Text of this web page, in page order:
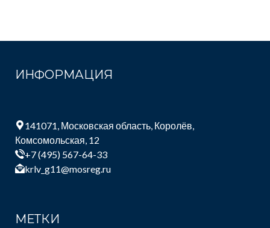
ИНФОРМАЦИЯ
141071, Московская область, Королёв,
Комсомольская, 12
+7 (495) 567-64-33
krlv_g11@mosreg.ru
МЕТКИ